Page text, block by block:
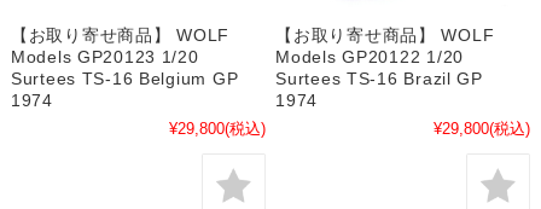
【お取り寄せ商品】 WOLF
Models GP20123 1/20
Surtees TS-16 Belgium GP
1974
¥29,800(税込)
【お取り寄せ商品】 WOLF
Models GP20122 1/20
Surtees TS-16 Brazil GP
1974
¥29,800(税込)